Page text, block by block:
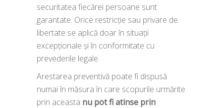
securitatea fiecărei persoane sunt
garantate. Orice restricție sau privare de
libertate se aplică doar în situații
excepționale și în conformitate cu
prevederile legale.
Arestarea preventivă poate fi dispusă
numai în măsura în care scopurile urmărite
prin aceasta nu pot fi atinse prin